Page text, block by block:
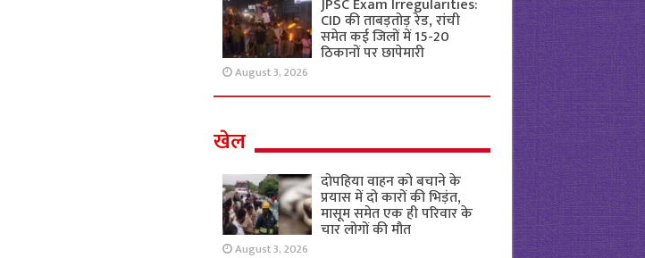
JPSC Exam Irregularities:
CID की ताबड़तोड़ रेड, रांची
समेत कई जिलों में 15-20
ठिकानों पर छापेमारी
August 3, 2026
खेल
दोपहिया वाहन को बचाने के
प्रयास में दो कारों की भिड़ंत,
मासूम समेत एक ही परिवार के
चार लोगों की मौत
August 3, 2026